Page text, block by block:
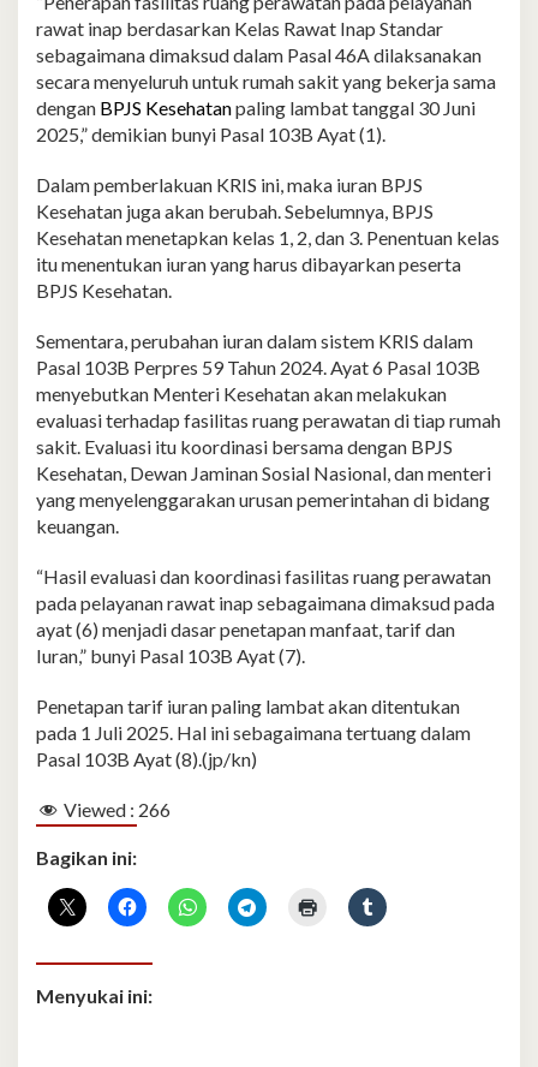
rawat inap berdasarkan Kelas Rawat Inap Standar
sebagaimana dimaksud dalam Pasal 46A dilaksanakan
secara menyeluruh untuk rumah sakit yang bekerja sama
dengan BPJS Kesehatanpaling lambat tanggal 30 Juni
2025,” demikian bunyi Pasal 103B Ayat (1).
Dalam pemberlakuan KRIS ini, maka iuran BPJS
Kesehatan juga akan berubah. Sebelumnya, BPJS
Kesehatan menetapkan kelas 1, 2, dan 3. Penentuan kelas
itu menentukan iuran yang harus dibayarkan peserta
BPJS Kesehatan.
Sementara, perubahan iuran dalam sistem KRIS dalam
Pasal 103B Perpres 59 Tahun 2024. Ayat 6 Pasal 103B
menyebutkan Menteri Kesehatan akan melakukan
evaluasi terhadap fasilitas ruang perawatan di tiap rumah
sakit. Evaluasi itu koordinasi bersama dengan BPJS
Kesehatan, Dewan Jaminan Sosial Nasional, dan menteri
yang menyelenggarakan urusan pemerintahan di bidang
keuangan.
“Hasil evaluasi dan koordinasi fasilitas ruang perawatan
pada pelayanan rawat inap sebagaimana dimaksud pada
ayat (6) menjadi dasar penetapan manfaat, tarif dan
Iuran,” bunyi Pasal 103B Ayat (7).
Penetapan tarif iuran paling lambat akan ditentukan
pada 1 Juli 2025. Hal ini sebagaimana tertuang dalam
Pasal 103B Ayat (8).(jp/kn)
Viewed : 266
Bagikan ini:
Menyukai ini: